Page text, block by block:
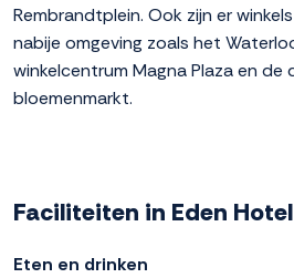
Rembrandtplein. Ook zijn er
nabije omgeving zoals het
winkelcentrum Magna Plaza en de
bloemenmarkt.
Faciliteiten in Eden
Eten en drinken